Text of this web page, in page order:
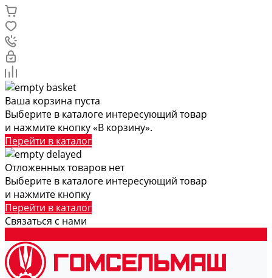
Ваша корзина пуста
Выберите в каталоге интересующий товар
и нажмите кнопку «В корзину».
Перейти в каталог
Отложенных товаров нет
Выберите в каталоге интересующий товар
и нажмите кнопку
Перейти в каталог
Связаться с нами